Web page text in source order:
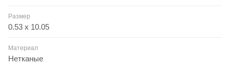
Размер
0.53 x 10.05
Материал
Нетканые